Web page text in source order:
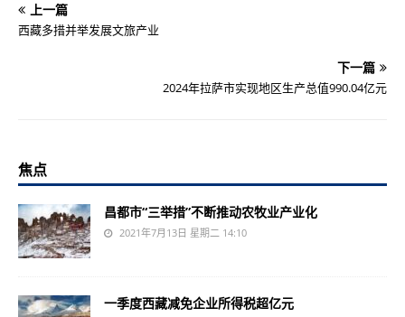
上一篇
西藏多措并举发展文旅产业
下一篇
2024年拉萨市实现地区生产总值990.04亿元
焦点
昌都市“三举措”不断推动农牧业产业化
2021年7月13日 星期二 14:10
一季度西藏减免企业所得税超亿元